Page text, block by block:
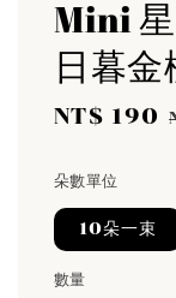
Mini
日暮金
Sale
NT$ 190
朵數單位
10朵一束
數量